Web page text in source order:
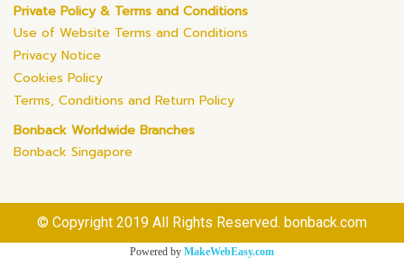
Private Policy & Terms and Conditions
Use of Website Terms and Conditions
Privacy Notice
Cookies Policy
Terms, Conditions and Return Policy
Bonback Worldwide Branches
Bonback Singapore
© Copyright 2019 All Rights Reserved. bonback.com
Powered by MakeWebEasy.com